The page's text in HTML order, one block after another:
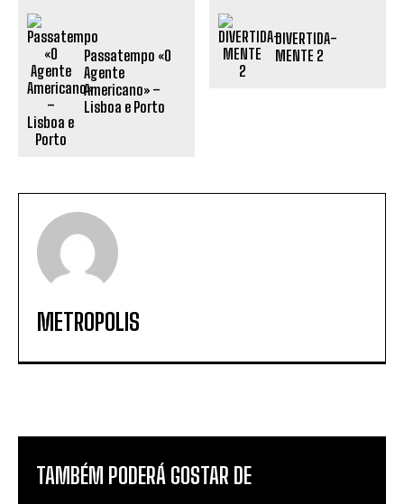
Passatempo «O
Agente
Americano» –
Lisboa e Porto
DIVERTIDA-
MENTE 2
METROPOLIS
TAMBÉM PODERÁ GOSTAR DE